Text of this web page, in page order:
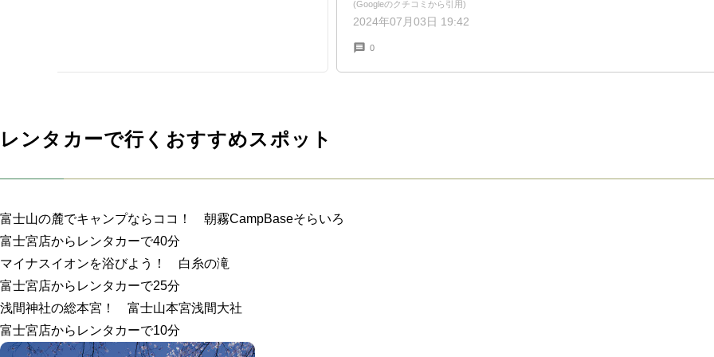
てくれました。また「車の荷台に傷がつかないようにブルーシートを貸
して欲しい。」とお願いしたら貸してくれました。場所もダイソー富士
宮店のお向かいですのでわかりやすいと思います。
(Googleのクチコミから引用)
2024年07月03日 19:42
0
レンタカーで行くおすすめスポット
富士山の麓でキャンプならココ！ 朝霧CampBaseそらいろ
富士宮店からレンタカーで40分
マイナスイオンを浴びよう！ 白糸の滝
富士宮店からレンタカーで25分
浅間神社の総本宮！ 富士山本宮浅間大社
富士宮店からレンタカーで10分